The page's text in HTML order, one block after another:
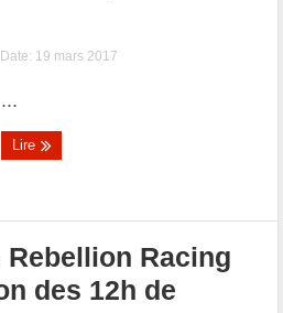
Date: 19 mars 2017
...
Lire
Rebellion Racing
des 12h de